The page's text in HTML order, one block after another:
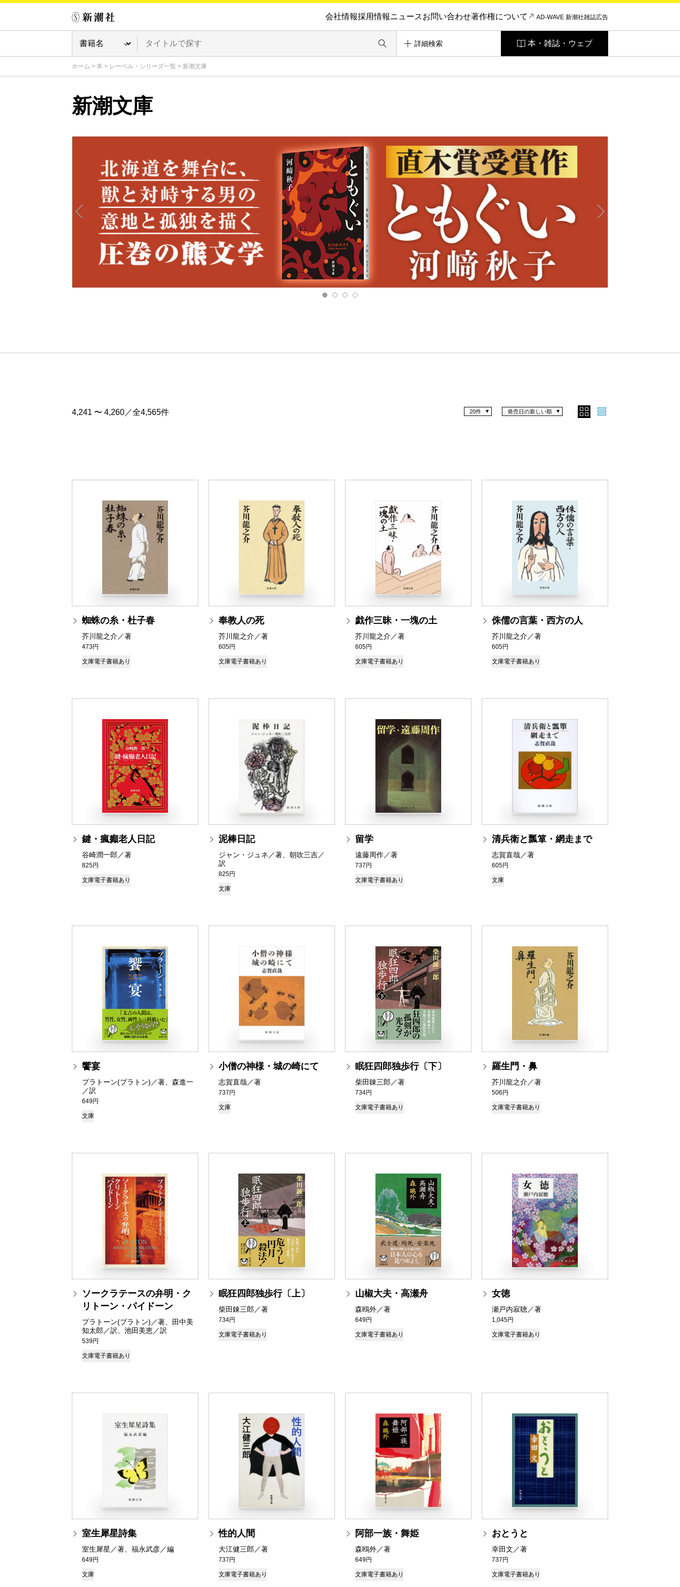
会社情報採用情報ニュースお問い合わせ著作権について AD-WAVE 新潮社雑誌広告
詳細検索 本・雑誌・ウェブ
ホーム > 本 > レーベル・シリーズ一覧 > 新潮文庫
新潮文庫
4,241 〜 4,260／全4,565件 発売日の新しい順
20件
蜘蛛の糸・杜子春
芥川龍之介／著
473円
文庫電子書籍あり
奉教人の死
芥川龍之介／著
605円
文庫電子書籍あり
戯作三昧・一塊の土
芥川龍之介／著
605円
文庫電子書籍あり
侏儒の言葉・西方の人
芥川龍之介／著
605円
文庫電子書籍あり
鍵・瘋癲老人日記
谷崎潤一郎／著
825円
文庫電子書籍あり
泥棒日記
ジャン・ジュネ／著、朝吹三吉／
訳
825円
文庫
留学
遠藤周作／著
737円
文庫電子書籍あり
清兵衛と瓢箪・網走まで
志賀直哉／著
605円
文庫
饗宴
プラトーン(プラトン)／著、森進一
／訳
649円
文庫
小僧の神様・城の崎にて
志賀直哉／著
737円
文庫
眠狂四郎独歩行〔下〕
柴田錬三郎／著
734円
文庫電子書籍あり
羅生門・鼻
芥川龍之介／著
506円
文庫電子書籍あり
ソークラテースの弁明・ク
リトーン・パイドーン
プラトーン(プラトン)／著、田中美
知太郎／訳、池田美恵／訳
539円
文庫電子書籍あり
眠狂四郎独歩行〔上〕
柴田錬三郎／著
734円
文庫電子書籍あり
山椒大夫・高瀬舟
森鴎外／著
649円
文庫電子書籍あり
女徳
瀬戸内寂聴／著
1,045円
文庫電子書籍あり
室生犀星詩集
室生犀星／著、福永武彦／編
649円
文庫
性的人間
大江健三郎／著
737円
文庫電子書籍あり
阿部一族・舞姫
森鴎外／著
649円
文庫電子書籍あり
おとうと
幸田文／著
737円
文庫電子書籍あり